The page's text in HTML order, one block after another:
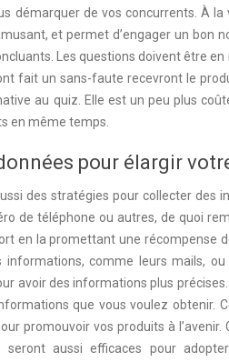
démarquer de vos concurrents. À
et permet d’engager un bon
Les questions doivent être
fait un sans-faute recevront le
au quiz. Elle est un peu plus
en même temps.
pour élargir
des stratégies pour collecter des
de téléphone ou autres, de quoi
en la promettant une récompense
informations, comme leurs mails,
avoir des informations plus
que vous voulez obtenir.
promouvoir vos produits à
seront aussi efficaces pour